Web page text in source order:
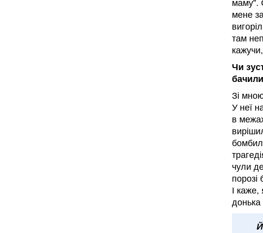
маму”.
мене
там
Чи
Зі
У неї
в
чули
порозі
І
донька